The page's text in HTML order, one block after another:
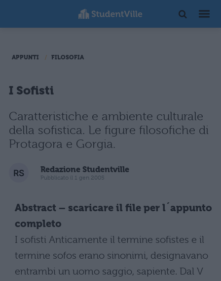
APPUNTI FILOSOFIA
I Sofisti
Caratteristiche e ambiente culturale
della sofistica. Le figure filosofiche di
Protagora e Gorgia.
Redazione Studentville
Pubblicato il 1 gen 2005
Abstract – scaricare il file per l´appunto
completo
I sofisti Anticamente il termine sofistes e il
termine sofos erano sinonimi, designavano
entrambi un uomo saggio, sapiente. Dal V